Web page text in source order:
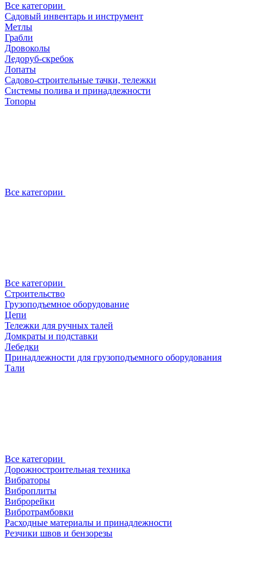
Все категории
Садовый инвентарь и инструмент
Метлы
Грабли
Дровоколы
Ледоруб-скребок
Лопаты
Садово-строительные тачки, тележки
Системы полива и принадлежности
Топоры
Все категории
Все категории
Строительство
Грузоподъемное оборудование
Цепи
Тележки для ручных талей
Домкраты и подставки
Лебедки
Принадлежности для грузоподъемного оборудования
Тали
Все категории
Дорожностроительная техника
Вибраторы
Виброплиты
Виброрейки
Вибротрамбовки
Расходные материалы и принадлежности
Резчики швов и бензорезы